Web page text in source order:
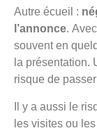
Autre écueil :
l’annonce.
souvent en
la présentation.
risque de
Il y a aussi le
les visites ou